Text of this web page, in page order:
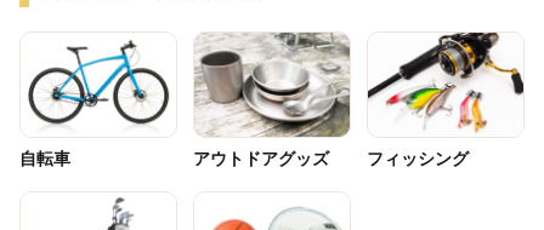
自転車 アウトドアグッズ フィッシング